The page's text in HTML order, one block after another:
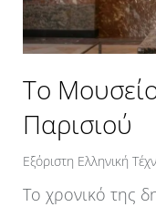
Το
Παρισιού
Εξόριστη Ελληνική
Το χρονικό της